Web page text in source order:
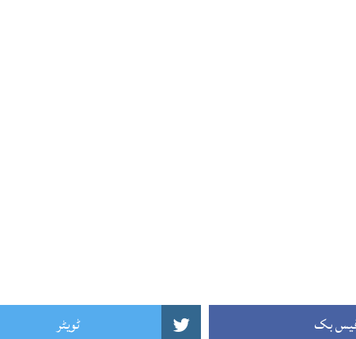
بک ٹویٹر